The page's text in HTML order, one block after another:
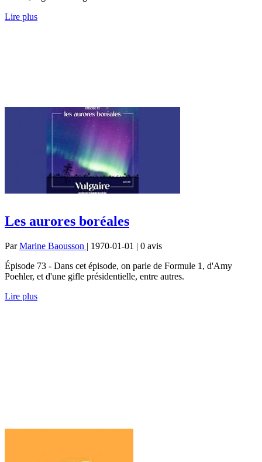
Lire plus
Les aurores boréales
ParMarine Baousson | 1970-01-01 | 0 avis
Épisode 73 - Dans cet épisode, on parle de Formule 1, d'Amy
Poehler, et d'une gifle présidentielle, entre autres.
Lire plus